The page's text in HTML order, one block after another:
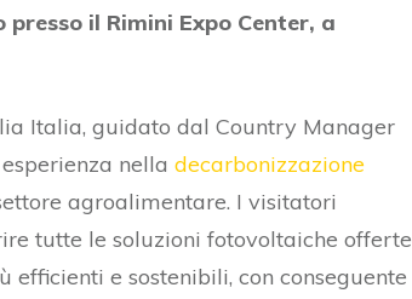
il Rimini Expo Center, a
Italia, guidato dal Country Manager
nella decarbonizzazione
agroalimentare. I visitatori
tutte le soluzioni fotovoltaiche offerte
efficienti e sostenibili, con conseguente